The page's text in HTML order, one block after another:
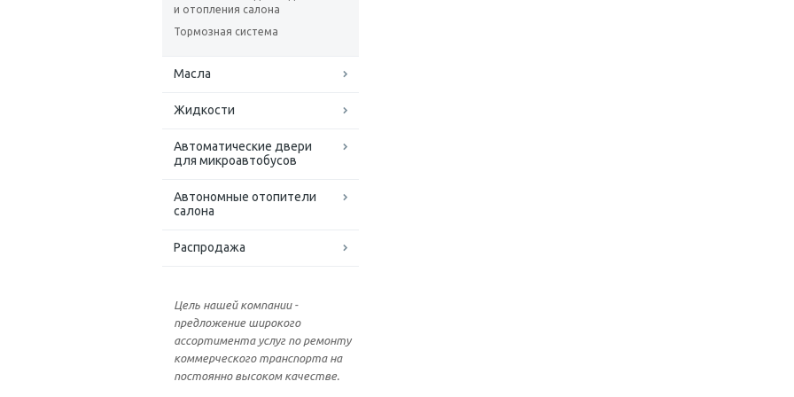
и отопления салона
Тормозная система
Масла
Жидкости
Автоматические двери
для микроавтобусов
Автономные отопители
салона
Распродажа
Цель нашей компании -
предложение широкого
ассортимента услуг по ремонту
коммерческого транспорта на
постоянно высоком качестве.